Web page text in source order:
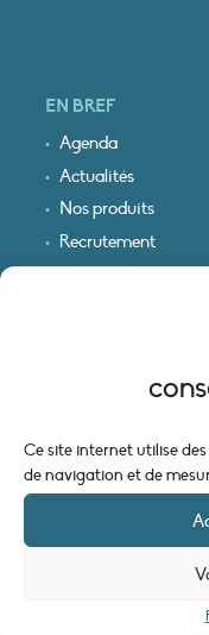
Ce site internet utilise
de navigation et de
EN BREF
Agenda
Actualités
Nos produits
Recrutement
INFORMATIONS
Mentions légales
Politique de cookies